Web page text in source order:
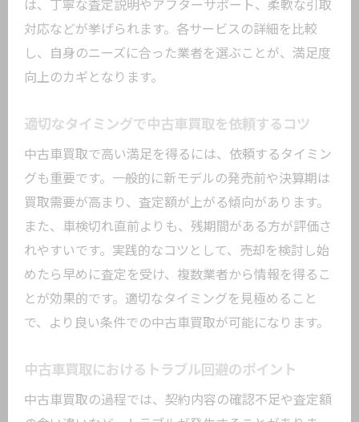
は、丁寧な査定説明やアフターサポート、柔軟な引取
対応などが挙げられます。各サービスの詳細を比較
し、自身のニーズに合った業者を選ぶことが、満足度
向上のカギとなります。
適切なタイミングで中古車買取を依頼するコツ
中古車買取で高い満足を得るには、依頼するタイミン
グも重要です。一般的に新モデルの発売前や決算期は
買取需要が高まり、査定額が上がる傾向があります。
また、車検切れ直前よりも、残期間がある方が評価さ
れやすいです。実践的なコツとして、売却を検討し始
めたら早めに査定を受け、複数業者から情報を得るこ
とが効果的です。適切なタイミングを見極めること
で、より良い条件での中古車買取が可能になります。
中古車買取におけるトラブル回避のポイント
中古車買取の過程では、契約内容の確認不足や査定額